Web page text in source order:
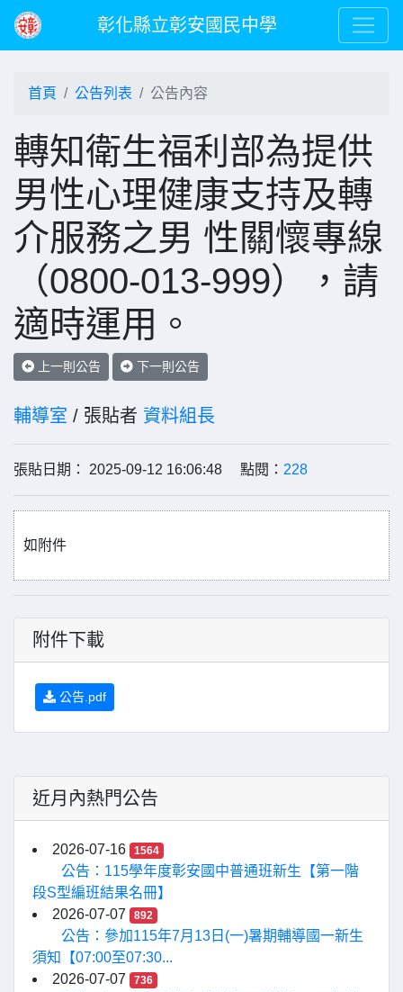
彰化縣立彰安國民中學
首頁 公告列表 公告內容
轉知衛生福利部為提供
男性心理健康支持及轉
介服務之男 性關懷專線
（0800-013-999），請
適時運用。
上一則公告 下一則公告
輔導室 / 張貼者 資料組長
張貼日期： 2025-09-12 16:06:48 點閱： 228
如附件
附件下載
公告.pdf
近月內熱門公告
2026-07-16 1564
公告：115學年度彰安國中普通班新生【第一階
段S型編班結果名冊】
2026-07-07
892
公告：參加115年7月13日(一)暑期輔導國一新生
須知【07:00至07:30...
2026-07-07
736